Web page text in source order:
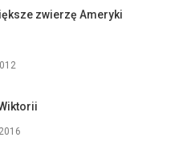
zwierzę Ameryki